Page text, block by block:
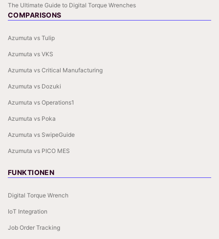
The Ultimate Guide to Digital Torque Wrenches
COMPARISONS
Azumuta vs Tulip
Azumuta vs VKS
Azumuta vs Critical Manufacturing
Azumuta vs Dozuki
Azumuta vs Operations1
Azumuta vs Poka
Azumuta vs SwipeGuide
Azumuta vs PICO MES
FUNKTIONEN
Digital Torque Wrench
IoT Integration
Job Order Tracking